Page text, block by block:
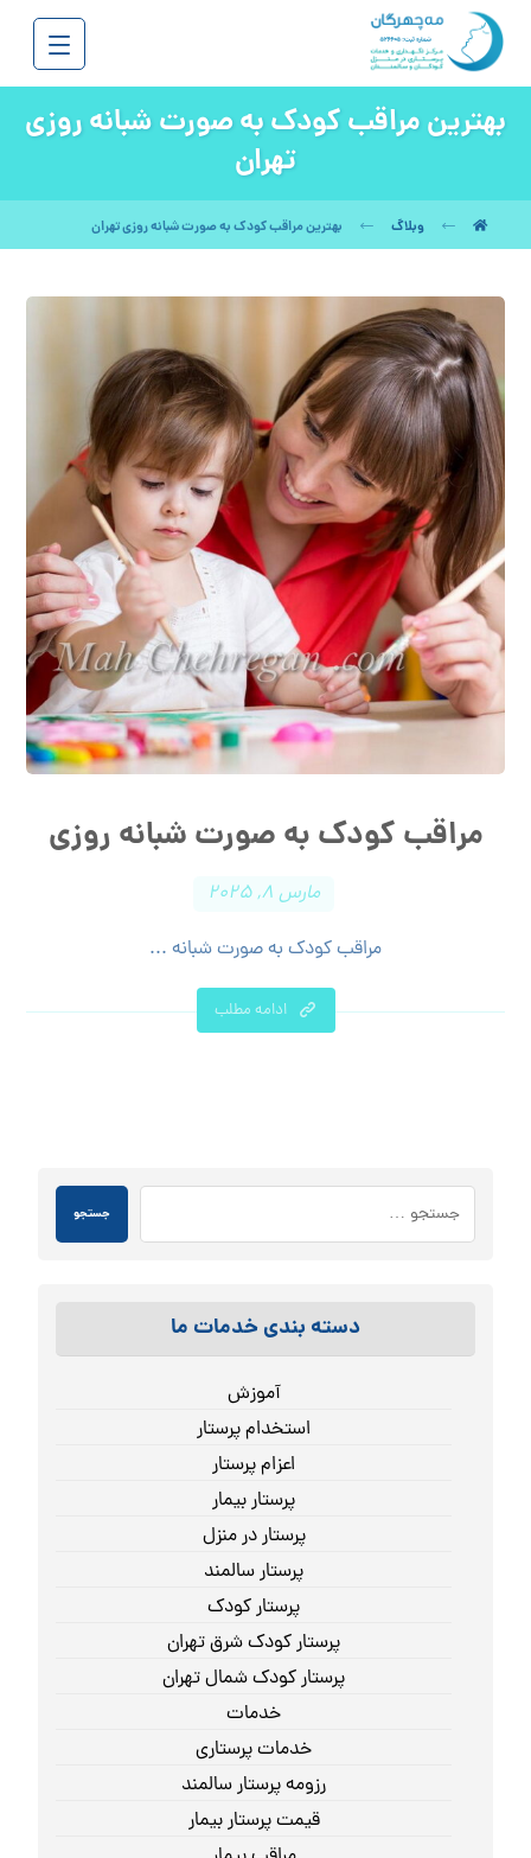
بهترین مراقب کودک به صورت شبانه روزی
تهران
وبلاگ بهترین مراقب کودک به صورت شبانه روزی تهران
مراقب کودک به صورت شبانه روزی
مارس ۸, ۲۰۲۵
مراقب کودک به صورت شبانه ...
ادامه مطلب
جستجو
دسته بندی خدمات ما
آموزش
استخدام پرستار
اعزام پرستار
پرستار بیمار
پرستار در منزل
پرستار سالمند
پرستار کودک
پرستار کودک شرق تهران
پرستار کودک شمال تهران
خدمات
خدمات پرستاری
رزومه پرستار سالمند
قیمت پرستار بیمار